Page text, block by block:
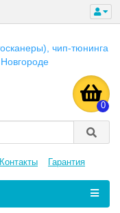
0
Контакты Гарантия